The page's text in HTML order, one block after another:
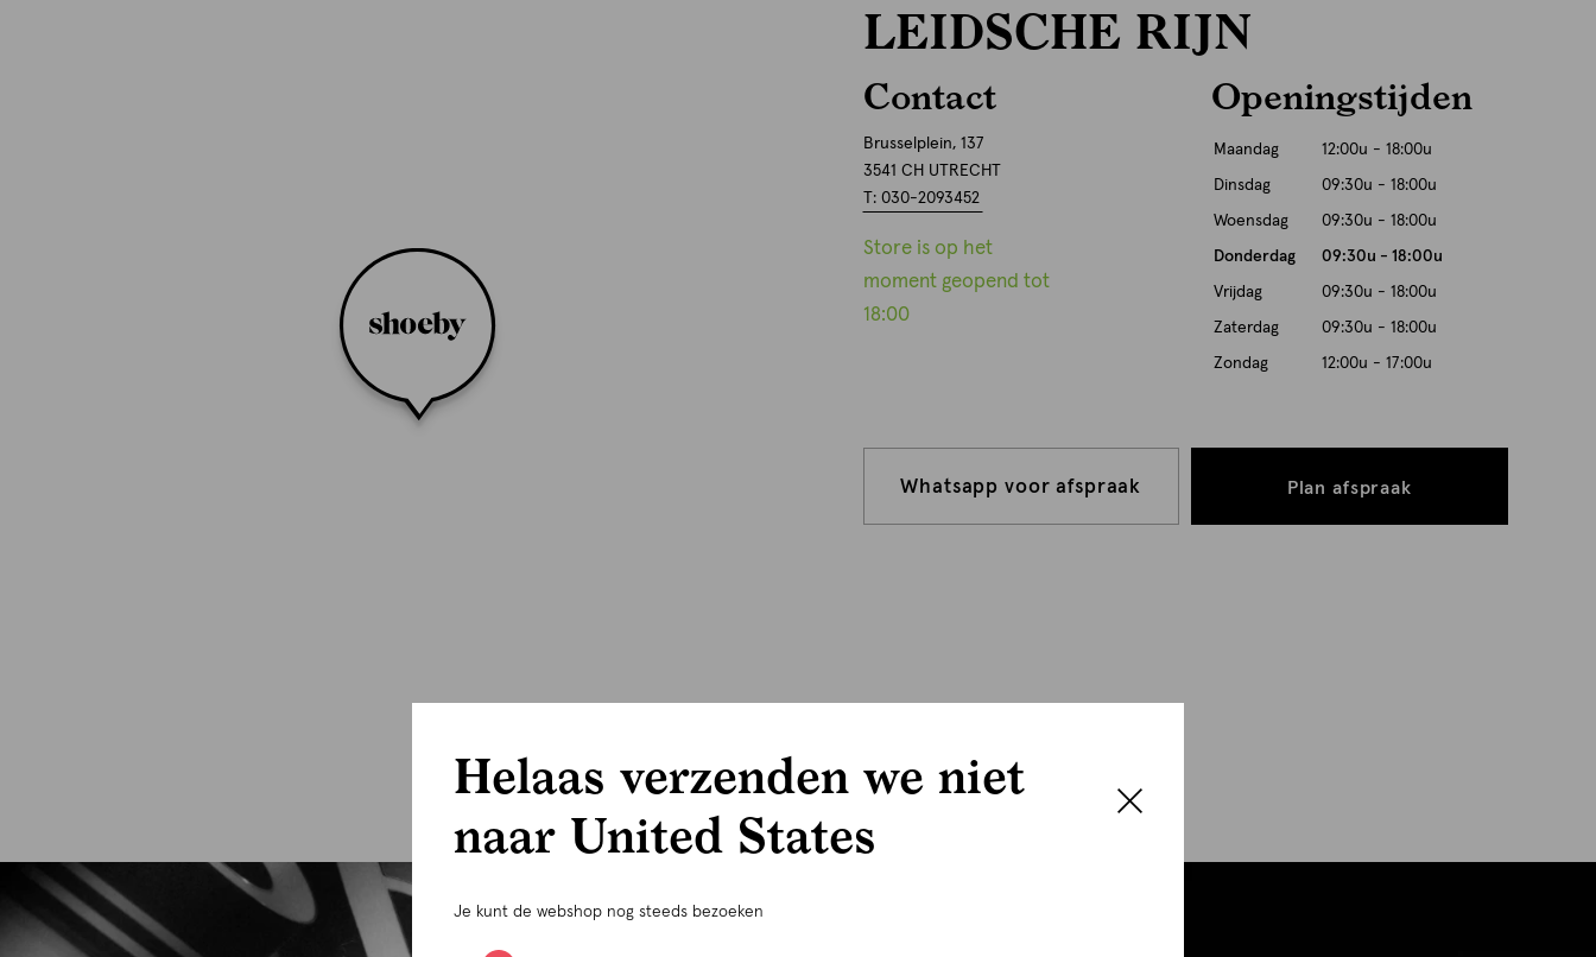
LEIDSCHE RIJN
Contact
Brusselplein, 137
3541 CH UTRECHT
T: 030-2093452
Store is op het
moment geopend tot
18:00
Whatsapp voor afspraak Plan afspraak
Openingstijden
Maandag 12:00u - 18:00u
Dinsdag 09:30u - 18:00u
Woensdag 09:30u - 18:00u
Donderdag 09:30u - 18:00u
Vrijdag 09:30u - 18:00u
Zaterdag 09:30u - 18:00u
Zondag 12:00u - 17:00u
Helaas verzenden we niet
naar United States
Je kunt de webshop nog steeds bezoeken